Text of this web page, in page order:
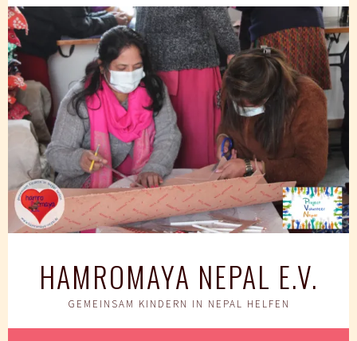
Springe
zum
Inhalt
HAMROMAYA NEPAL E.V.
GEMEINSAM KINDERN IN NEPAL HELFEN